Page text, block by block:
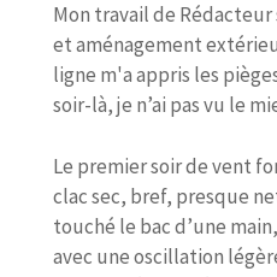
Mon travail de
et aménagement
ligne m'a appris les
soir-là, je n’ai pas vu le
Le premier soir de vent
clac sec, bref, presque
touché le bac d’une
avec une oscillation